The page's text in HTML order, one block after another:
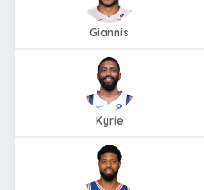
Giannis
Kyrie